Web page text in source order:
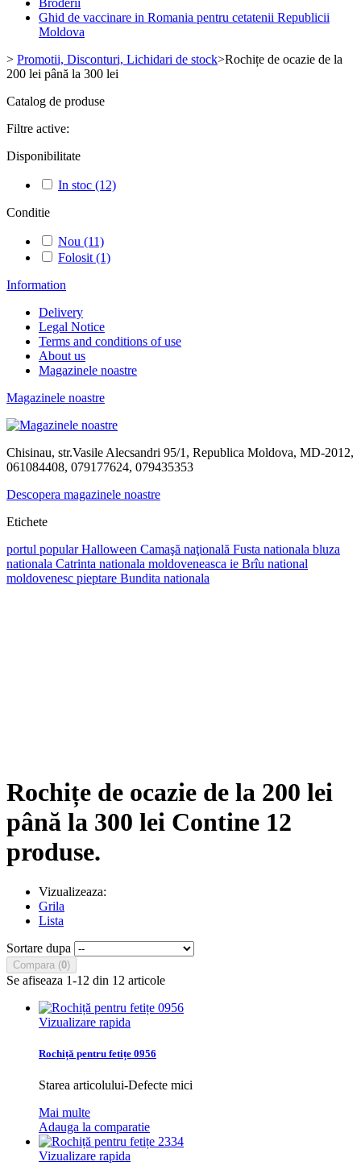
Broderii
Ghid de vaccinare in Romania pentru cetatenii Republicii
Moldova
> Promotii, Disconturi, Lichidari de stock>Rochițe de ocazie de la
200 lei până la 300 lei
Catalog de produse
Filtre active:
Disponibilitate
In stoc (12)
Conditie
Nou (11)
Folosit (1)
Information
Delivery
Legal Notice
Terms and conditions of use
About us
Magazinele noastre
Magazinele noastre
Chisinau, str.Vasile Alecsandri 95/1, Republica Moldova, MD-2012,
061084408, 079177624, 079435353
Descopera magazinele noastre
Etichete
portul popularHalloween Camaşă naţională Fusta nationala bluza
nationala Catrinta nationala moldoveneasca ie Brîu national
moldovenesc pieptare Bundita nationala
Rochițe de ocazie de la 200 lei
până la 300 lei Contine 12
produse.
Vizualizeaza:
Grila
Lista
Sortare dupa
Compara (0)
Se afiseaza 1-12 din 12 articole
Vizualizare rapida
Rochiță pentru fetițe 0956
Starea articolului-Defecte mici
Mai multe
Adauga la comparatie
Vizualizare rapida